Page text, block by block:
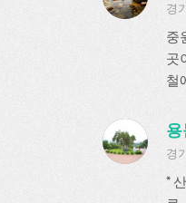
경
중
곳
철
경
*